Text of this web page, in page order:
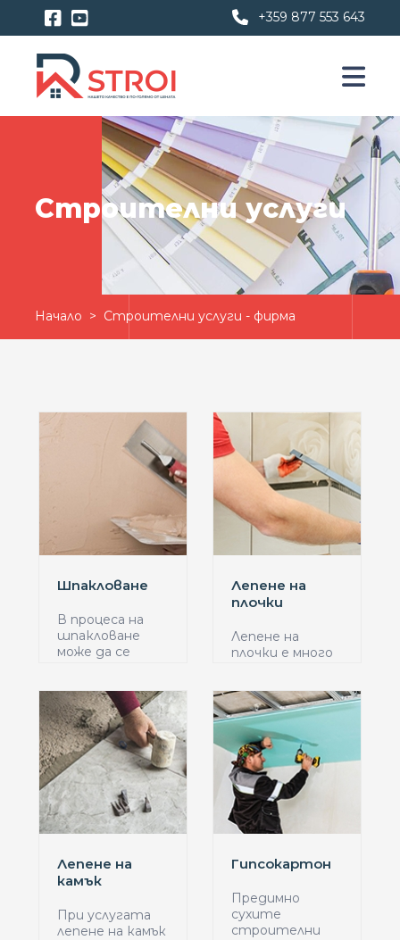
+359 877 553 643
Строителни услуги
Начало > Строителни услуги - фирма
Шпакловане
В процеса на
шпакловане
може да се
Лепене на
плочки
Лепене на
плочки е много
Лепене на
камък
При услугата
лепене на камък
Гипсокартон
Предимно
сухите
строителни